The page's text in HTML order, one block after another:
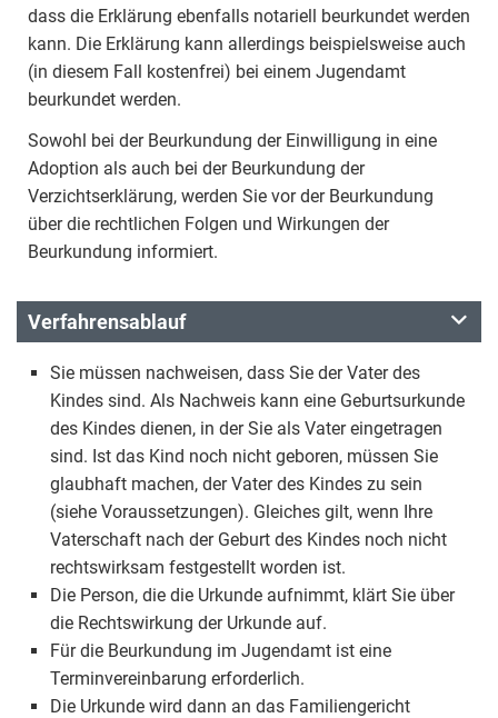
dass die Erklärung ebenfalls notariell beurkundet werden
kann. Die Erklärung kann allerdings beispielsweise auch
(in diesem Fall kostenfrei) bei einem Jugendamt
beurkundet werden.
Sowohl bei der Beurkundung der Einwilligung in eine
Adoption als auch bei der Beurkundung der
Verzichtserklärung, werden Sie vor der Beurkundung
über die rechtlichen Folgen und Wirkungen der
Beurkundung informiert.
Verfahrensablauf
Sie müssen nachweisen, dass Sie der Vater des
Kindes sind. Als Nachweis kann eine Geburtsurkunde
des Kindes dienen, in der Sie als Vater eingetragen
sind. Ist das Kind noch nicht geboren, müssen Sie
glaubhaft machen, der Vater des Kindes zu sein
(siehe Voraussetzungen). Gleiches gilt, wenn Ihre
Vaterschaft nach der Geburt des Kindes noch nicht
rechtswirksam festgestellt worden ist.
Die Person, die die Urkunde aufnimmt, klärt Sie über
die Rechtswirkung der Urkunde auf.
Für die Beurkundung im Jugendamt ist eine
Terminvereinbarung erforderlich.
Die Urkunde wird dann an das Familiengericht